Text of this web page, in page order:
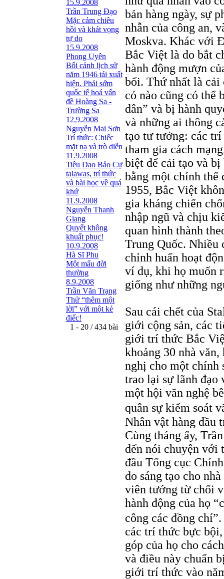
15.9.2008
Trần Trung Đạo
Mặc cảm chiêu
hồi và khát vọng
tự do
15.9.2008
Phong Uyên
Bối cảnh lịch sử
năm 1946 tái xuất
hiện. Phải sớm
quốc tế hoá vấn
đề Hoàng Sa -
Trường Sa
12.9.2008
Nguyễn Mai Sơn
Trí thức: Chiếc
mặt nạ và trò diễn
11.9.2008
Tiêu Dao Bảo Cự
talawas, trí thức
và bài học về quá
khứ
11.9.2008
Nguyễn Thanh
Giang
Quyết không
khuất phục!
10.9.2008
Hà Sĩ Phu
Một mẩu đời
thường
8.9.2008
Trần Văn Trạng
Thử “thêm một
lời” với một kẻ
điếc!
1 - 20 / 434 bài
bản hàng ngày, sự
nhẫn của công an,
Moskva. Khác với
Bắc Việt là do bắt
hành động mượn
bối. Thứ nhất là cải
có nào cũng có thể
dân” và bị hành
và những ai thông
tạo tư tưởng: các
tham gia cách
biệt để cải tạo và
bằng một chính thể
1955, Bắc Việt
gia kháng chiến
nhập ngũ và chịu
quan hình thành
Trung Quốc. Nhiều
chỉnh huấn hoạt
ví dụ, khi họ muốn
giống như những
Sau cái chết của
giới cộng sản, các
giới trí thức Bắc
khoảng 30 nhà
nghị cho một chính
trao lại sự lãnh đạo
một hội văn nghệ
quân sự kiểm soát
Nhân vật hàng đầu
Cùng tháng ấy,
đến nói chuyện với
đầu Tổng cục
do sáng tạo cho
viên tướng từ chối
hành động của họ
công các đồng chí”.
các trí thức bực
góp của họ cho
và điều này chuẩn
giới trí thức vào